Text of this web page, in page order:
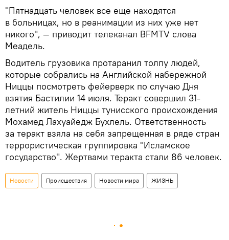
"Пятнадцать человек все еще находятся
в больницах, но в реанимации из них уже нет
никого", — приводит телеканал BFMTV слова
Меадель.
Водитель грузовика протаранил толпу людей,
которые собрались на Английской набережной
Ниццы посмотреть фейерверк по случаю Дня
взятия Бастилии 14 июля. Теракт совершил 31-
летний житель Ниццы тунисского происхождения
Мохамед Лахуайедж Бухлель. Ответственность
за теракт взяла на себя запрещенная в ряде стран
террористическая группировка "Исламское
государство". Жертвами теракта стали 86 человек.
Новости Происшествия Новости мира ЖИЗНЬ